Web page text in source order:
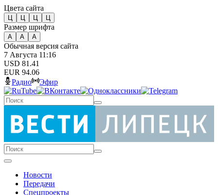
Цвета сайта
Ц Ц Ц Ц
Размер шрифта
А А А
Обычная версия сайта
7 Августа 11:16
USD 81.41
EUR 94.06
Радио
Эфир
Новости
Передачи
Спецпроекты